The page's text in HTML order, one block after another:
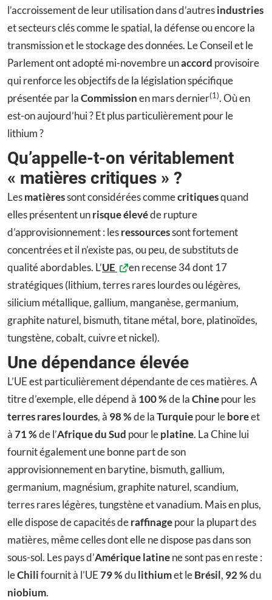
l’accroissement de leur utilisation dans d’autresindustries
et secteurs clés comme le spatial, la défense ou encore la
transmission et le stockage des données. Le Conseil et le
Parlement ont adopté mi-novembre unaccord provisoire
qui renforce les objectifs de la législation spécifique
présentée par laCommissionen mars dernier(1). Où en
est-on aujourd’hui ? Et plus particulièrement pour le
lithium ?
Qu’appelle-t-on véritablement
« matières critiques » ?
Lesmatièressont considérées commecritiquesquand
elles présentent unrisque élevéde rupture
d’approvisionnement : lesressourcessont fortement
concentrées et il n’existe pas, ou peu, de substituts de
qualité abordables. L’UE
en recense 34 dont 17
stratégiques (lithium, terres rares lourdes ou légères,
silicium métallique, gallium, manganèse, germanium,
graphite naturel, bismuth, titane métal, bore, platinoïdes,
tungstène, cobalt, cuivre et nickel).
Une dépendance élevée
L’UE est particulièrement dépendante de ces matières. A
titre d’exemple, elle dépend à 100 %de laChinepour les
terres rares lourdes, à 98 %de laTurquiepour leboreet
à71 %de l’Afrique du Sud pour leplatine. La Chine lui
fournit également une bonne part de son
approvisionnement en barytine, bismuth, gallium,
germanium, magnésium, graphite naturel, scandium,
terres rares légères, tungstène et vanadium. Mais en plus,
elle dispose de capacités deraffinagepour la plupart des
matières, même celles dont elle ne dispose pas dans son
sous-sol. Les pays d’Amérique latinene sont pas en reste :
leChilifournit à l’UE79 %dulithiumet leBrésil, 92 %du
niobium.